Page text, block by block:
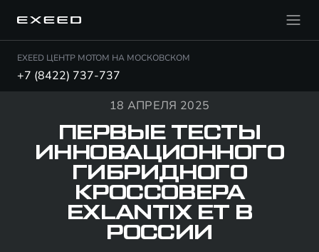
EXEED ЦЕНТР МОТОМ НА МОСКОВСКОМ
+7 (8422) 737-737
18 АПРЕЛЯ 2025
ПЕРВЫЕ ТЕСТЫ
ИННОВАЦИОННОГО
ГИБРИДНОГО
КРОССОВЕРА
EXLANTIX ET В
РОССИИ